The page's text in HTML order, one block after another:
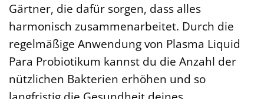
Gärtner, die dafür sorgen, dass alles
harmonisch zusammenarbeitet. Durch die
regelmäßige Anwendung von Plasma Liquid
Para Probiotikum kannst du die Anzahl der
nützlichen Bakterien erhöhen und so